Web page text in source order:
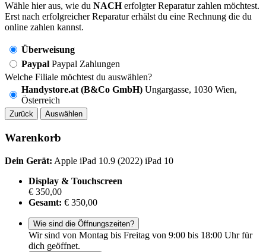
Wähle hier aus, wie du NACHerfolgter Reparatur zahlen möchtest.
Erst nach erfolgreicher Reparatur erhälst du eine Rechnung die du
online zahlen kannst.
Überweisung
Paypal Paypal Zahlungen
Welche Filiale möchtest du auswählen?
Handystore.at (B&Co GmbH) Ungargasse, 1030 Wien,
Österreich
Zurück Auswählen
Warenkorb
Dein Gerät: Apple iPad 10.9 (2022) iPad 10
Display & Touchscreen
€ 350,00
Gesamt: € 350,00
Wie sind die Öffnungszeiten?
Wir sind von Montag bis Freitag von 9:00 bis 18:00 Uhr für
dich geöffnet.